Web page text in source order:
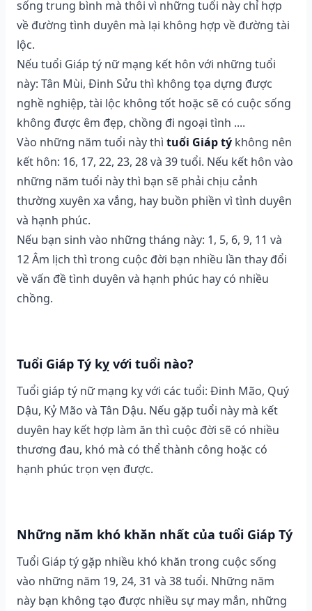
sống trung bình mà thôi vì những tuổi này chỉ hợp
về đường tình duyên mà lại không hợp về đường tài
lộc.
Nếu tuổi Giáp tý nữ mạng kết hôn với những tuổi
này: Tân Mùi, Đinh Sửu thì không tọa dựng được
nghề nghiệp, tài lộc không tốt hoặc sẽ có cuộc sống
không được êm đẹp, chồng đi ngoại tình ....
Vào những năm tuổi này thì tuổi Giáp tý không nên
kết hôn: 16, 17, 22, 23, 28 và 39 tuổi. Nếu kết hôn vào
những năm tuổi này thì bạn sẽ phải chịu cảnh
thường xuyên xa vắng, hay buồn phiền vì tình duyên
và hạnh phúc.
Nếu bạn sinh vào những tháng này: 1, 5, 6, 9, 11 và
12 Âm lịch thì trong cuộc đời bạn nhiều lần thay đổi
về vấn đề tình duyên và hạnh phúc hay có nhiều
chồng.
Tuổi Giáp Tý kỵ với tuổi nào?
Tuổi giáp tý nữ mạng kỵ với các tuổi: Đinh Mão, Quý
Dậu, Kỷ Mão và Tân Dậu. Nếu gặp tuổi này mà kết
duyên hay kết hợp làm ăn thì cuộc đời sẽ có nhiều
thương đau, khó mà có thể thành công hoặc có
hạnh phúc trọn vẹn được.
Những năm khó khăn nhất của tuổi Giáp Tý
Tuổi Giáp tý gặp nhiều khó khăn trong cuộc sống
vào những năm 19, 24, 31 và 38 tuổi. Những năm
này bạn không tạo được nhiều sự may mắn, những